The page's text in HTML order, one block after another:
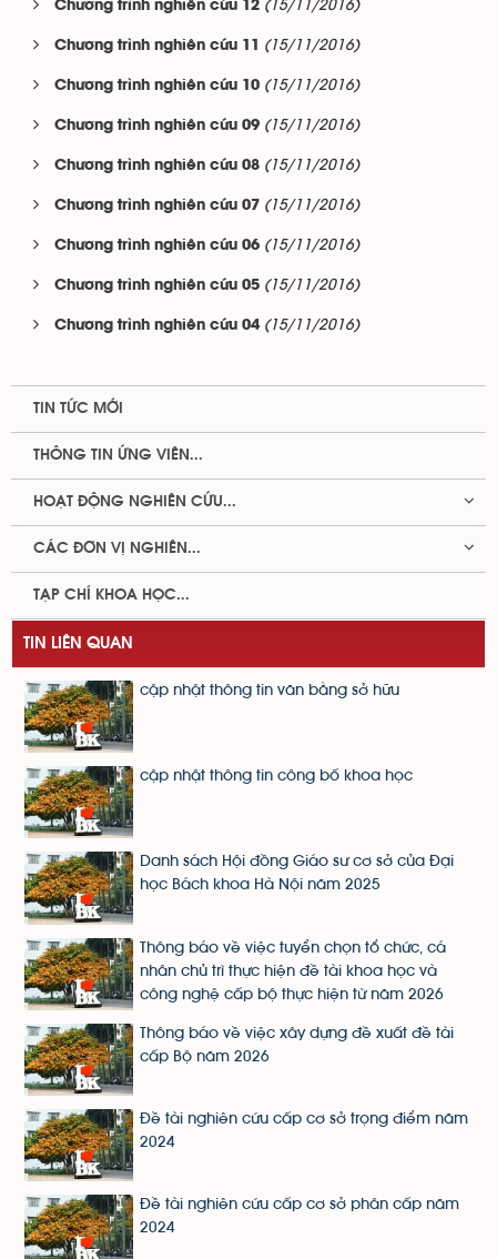
Chương trình nghiên cứu 12 (15/11/2016)
Chương trình nghiên cứu 11 (15/11/2016)
Chương trình nghiên cứu 10 (15/11/2016)
Chương trình nghiên cứu 09 (15/11/2016)
Chương trình nghiên cứu 08 (15/11/2016)
Chương trình nghiên cứu 07 (15/11/2016)
Chương trình nghiên cứu 06 (15/11/2016)
Chương trình nghiên cứu 05 (15/11/2016)
Chương trình nghiên cứu 04 (15/11/2016)
TIN TỨC MỚI
THÔNG TIN ỨNG VIÊN...
HOẠT ĐỘNG NGHIÊN CỨU...
CÁC ĐƠN VỊ NGHIÊN...
TẠP CHÍ KHOA HỌC...
TIN LIÊN QUAN
cập nhật thông tin văn bằng sở hữu
cập nhật thông tin công bố khoa học
Danh sách Hội đồng Giáo sư cơ sở của Đại
học Bách khoa Hà Nội năm 2025
Thông báo về việc tuyển chọn tổ chức, cá
nhân chủ trì thực hiện đề tài khoa học và
công nghệ cấp bộ thực hiện từ năm 2026
Thông báo về việc xây dựng đề xuất đề tài
cấp Bộ năm 2026
Đề tài nghiên cứu cấp cơ sở trọng điểm năm
2024
Đề tài nghiên cứu cấp cơ sở phân cấp năm
2024